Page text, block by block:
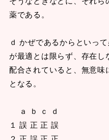
薬である。
ｄ かぜであるからといっ
が最適とは限らず、存在
配合されていると、無意味
となる。
ａ ｂ ｃ ｄ
１ 誤 正 正 誤